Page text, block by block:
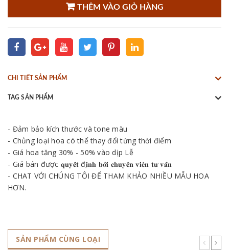
THÊM VÀO GIỎ HÀNG
CHI TIẾT SẢN PHẨM
TAG SẢN PHẨM
- Đảm bảo kích thước và tone màu
- Chủng loại hoa có thể thay đổi từng thời điểm
- Giá hoa tăng 30% - 50% vào dịp Lễ
- Giá bán được 𝐪𝐮𝐲𝐞̂́𝐭 đ𝐢̣𝐧𝐡 𝐛𝐨̛̉𝐢 𝐜𝐡𝐮𝐲𝐞̂𝐧 𝐯𝐢𝐞̂𝐧 𝐭𝐮̛ 𝐯𝐚̂́𝐧
- CHAT VỚI CHÚNG TÔI ĐỂ THAM KHẢO NHIỀU MẪU HOA
HƠN.
SẢN PHẨM CÙNG LOẠI